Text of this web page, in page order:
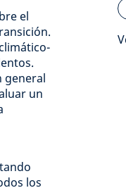
el
general
un
los